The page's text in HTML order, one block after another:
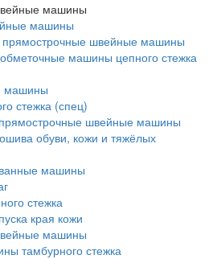
машины
швейные машины
машины цепного стежка
машины
стежка (спец)
швейные машины
обуви, кожи и тяжёлых
машины
стежка
края кожи
машины
тамбурного стежка